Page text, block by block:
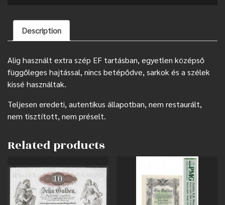
Description
Alig használt extra szép EF tartásban, egyetlen középső
függőleges hajtással, nincs betépődve, sarkok és a szélek
kissé használtak.
Teljesen eredeti, autentikus állapotban, nem restaurált,
nem tisztított, nem préselt.
Related products